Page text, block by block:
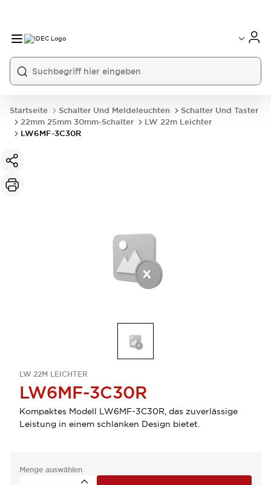
Startseite Schalter Und Meldeleuchten
Schalter Und Taster
22mm 25mm 30mm-Schalter
LW 22m Leichter
LW6MF-3C30R
LW 22M LEICHTER
LW6MF-3C30R
Kompaktes Modell LW6MF-3C30R, das zuverlässige
Leistung in einem schlanken Design bietet.
Menge auswählen